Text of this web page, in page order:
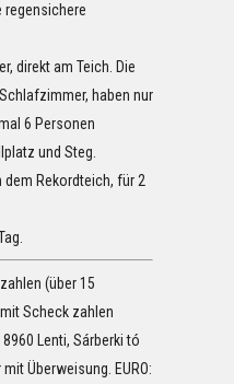
regensichere
direkt am Teich. Die
haben nur
6 Personen
und Steg.
Rekordteich, für 2
(über 15
Scheck zahlen
Lenti, Sárberki tó
Überweisung. EURO: